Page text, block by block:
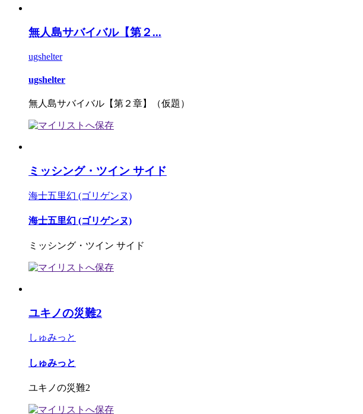
無人島サバイバル【第２...
ugshelter
ugshelter
無人島サバイバル【第２章】（仮題）
ミッシング・ツイン サイド
海士五里幻 (ゴリゲンヌ)
海士五里幻 (ゴリゲンヌ)
ミッシング・ツイン サイド
ユキノの災難2
しゅみっと
しゅみっと
ユキノの災難2